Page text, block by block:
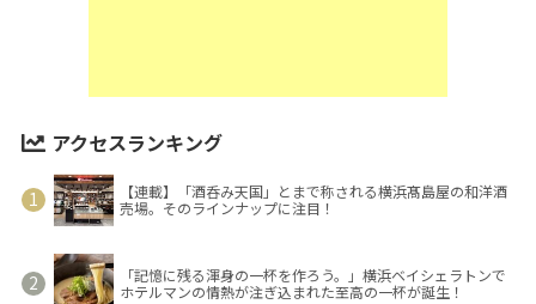
アクセスランキング
【連載】「酒呑み天国」とまで称される横浜髙島屋の和洋酒
売場。そのラインナップに注目！
「記憶に残る渾身の一杯を作ろう。」横浜ベイシェラトンで
ホテルマンの情熱が注ぎ込まれた至高の一杯が誕生！